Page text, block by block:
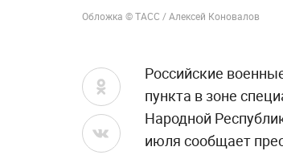
Обложка © ТАСС / Алексей Коновалов
Российские
пункта в зоне
Народной
июля сообщает